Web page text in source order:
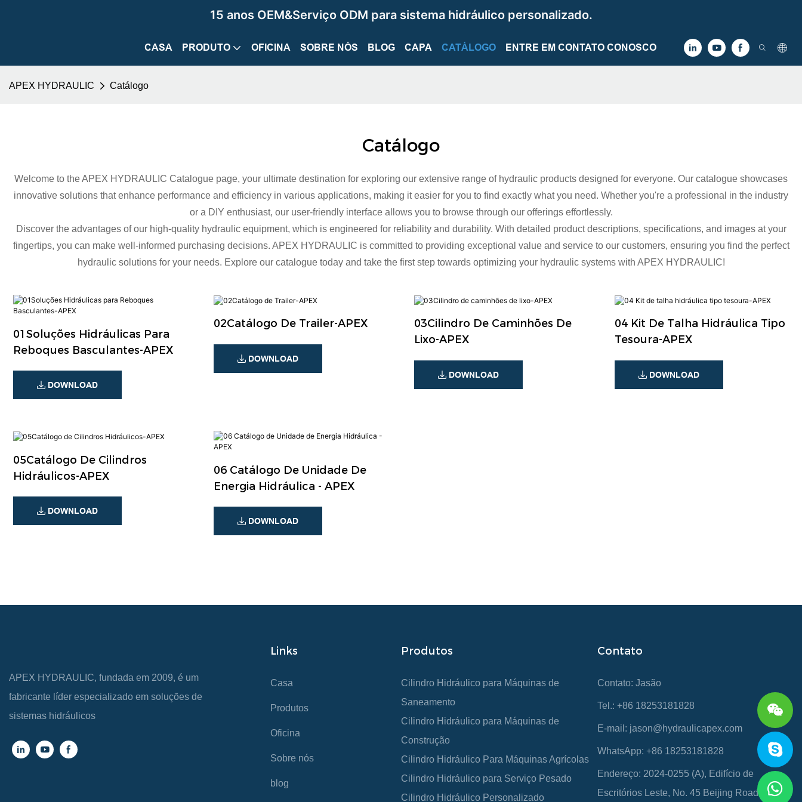
15 anos OEM&Serviço ODM para sistema hidráulico personalizado.
CASA PRODUTO OFICINA SOBRE NÓS BLOG CAPA CATÁLOGO ENTRE EM CONTATO CONOSCO
APEX HYDRAULIC Catálogo
Catálogo
Welcome to the APEX HYDRAULIC Catalogue page, your ultimate destination for exploring our extensive range of hydraulic products designed for everyone. Our catalogue showcases
innovative solutions that enhance performance and efficiency in various applications, making it easier for you to find exactly what you need. Whether you're a professional in the industry
or a DIY enthusiast, our user-friendly interface allows you to browse through our offerings effortlessly.
Discover the advantages of our high-quality hydraulic equipment, which is engineered for reliability and durability. With detailed product descriptions, specifications, and images at your
fingertips, you can make well-informed purchasing decisions. APEX HYDRAULIC is committed to providing exceptional value and service to our customers, ensuring you find the perfect
hydraulic solutions for your needs. Explore our catalogue today and take the first step towards optimizing your hydraulic systems with APEX HYDRAULIC!
01Soluções Hidráulicas Para
Reboques Basculantes-APEX
DOWNLOAD
02Catálogo De Trailer-APEX
DOWNLOAD
03Cilindro De Caminhões De
Lixo-APEX
DOWNLOAD
04 Kit De Talha Hidráulica Tipo
Tesoura-APEX
DOWNLOAD
05Catálogo De Cilindros
Hidráulicos-APEX
DOWNLOAD
06 Catálogo De Unidade De
Energia Hidráulica - APEX
DOWNLOAD
APEX HYDRAULIC, fundada em 2009, é um
fabricante líder especializado em soluções de
sistemas hidráulicos
Links
Casa
Produtos
Oficina
Sobre nós
blog
Produtos
Cilindro Hidráulico para Máquinas de
Saneamento
Cilindro Hidráulico para Máquinas de
Construção
Cilindro Hidráulico Para Máquinas Agrícolas
Cilindro Hidráulico para Serviço Pesado
Cilindro Hidráulico Personalizado
Contato
Contato: Jasão
Tel.: +86 18253181828
E-mail: jason@hydraulicapex.com
WhatsApp: +86 18253181828
Endereço: 2024-0255 (A), Edifício de
Escritórios Leste, No. 45 Beijing Road, zona